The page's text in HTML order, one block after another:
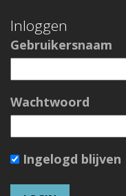
Inloggen
Gebruikersnaam
Wachtwoord
Ingelogd blijven